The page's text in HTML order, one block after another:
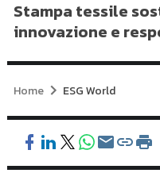
Stampa tessile
innovazione e
Home ESG World